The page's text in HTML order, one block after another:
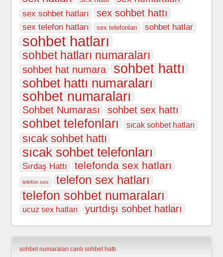
sex sohbet hatları sex sohbet hattı
sex telefon hatları sex telefonları sohbet hatlar
sohbet hatları
sohbet hatları numaraları
sohbet hat numara sohbet hattı
sohbet hattı numaraları
sohbet numaraları
Sohbet Numarası sohbet sex hattı
sohbet telefonları sıcak sohbet hatları
sıcak sohbet hattı
sıcak sohbet telefonları
Sırdaş Hattı telefonda sex hatları
telefon sex telefon sex hatları
telefon sohbet numaraları
ucuz sex hatları yurtdışı sohbet hatları
sohbet numaraları canlı sohbet hattı